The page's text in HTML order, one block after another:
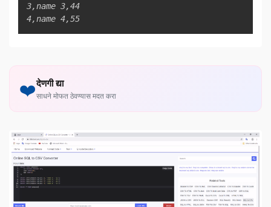
3,name 3,44
4,name 4,55
❤️देणगी द्या
साधने मोफत ठेवण्यास मदत करा